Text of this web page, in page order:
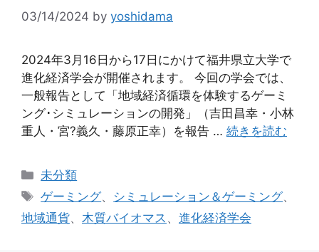
03/14/2024 by yoshidama
2024年3月16日から17日にかけて福井県立大学で
進化経済学会が開催されます。 今回の学会では、
一般報告として「地域経済循環を体験するゲーミ
ング･シミュレーションの開発」（吉田昌幸・小林
重人・宮?義久・藤原正幸）を報告 … 続きを読む
カ
テ
リ
未分類
タ
グ
ゲーミング、 シミュレーション＆ゲーミング、
地域通貨、 木質バイオマス 、 進化経済学会